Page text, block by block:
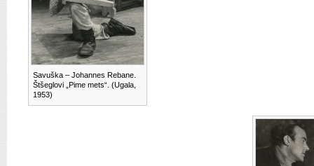
Savuška – Johannes Rebane.
Štšeglovi „Pime mets“. (Ugala,
1953)